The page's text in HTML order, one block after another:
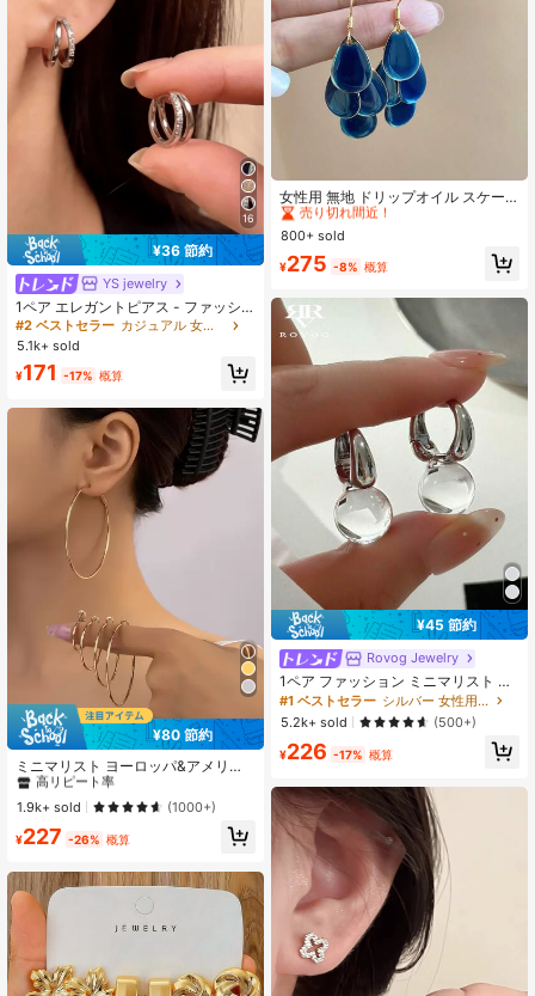
16
¥36 節約
YS jewelry
1ペア エレガントピアス - ファッシ
ョンと洗練の完璧な融合、二重層デ
ザイン、若い女性や学生に適してい
ます、銅微細インレイピアス
#2 ベストセラー
カジュアル 女性用フープピアス
5.1k+ sold
¥171 -17% 概算
¥80 節約
ミニマリスト ヨーロッパ&アメリカ
ンスタイル メタル スムース ラウン
ド フープピアス 10個セット
#1 ベストセラー
鉄の合金 女性用フープピアス
高リピート率
#1 ベストセラー
高リピート率
#1 ベストセラー
高リピート率
#1 ベストセラー
高リピート率
1.9k+ sold (1000+)
¥227 -26% 概算
女性用 無地 ドリップオイル スケー
ル ピアス 1ペア
売り切れ間近！
#1 ベストセラー
売り切れ間近！
#1 ベストセラー
売り切れ間近！
#1 ベストセラー
売り切れ間近！
800+ sold
¥275 -8% 概算
¥45 節約
Rovog Jewelry
1ペア ファッション ミニマリスト 透
明樹脂 幾何学ボール 銅製フープピア
ス レディース カジュアル パーティ
ー向け
#1 ベストセラー
シルバー 女性用フープピアス
5.2k+ sold
(500+)
¥226 -17% 概算